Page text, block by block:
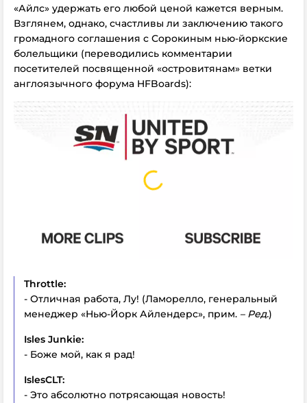
«Айлс» удержать его любой ценой кажется верным.
Взглянем, однако, счастливы ли заключению такого
громадного соглашения с Сорокиным нью-йоркские
болельщики (переводились комментарии
посетителей посвященной «островитянам» ветки
англоязычного форума HFBoards):
Throttle:
- Отличная работа, Лу! (Ламорелло, генеральный
менеджер «Нью-Йорк Айлендерс», прим. – Ред.)
Isles Junkie:
- Боже мой, как я рад!
IslesCLT:
- Это абсолютно потрясающая новость!